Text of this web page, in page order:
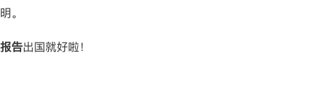
。
告出国就好啦！